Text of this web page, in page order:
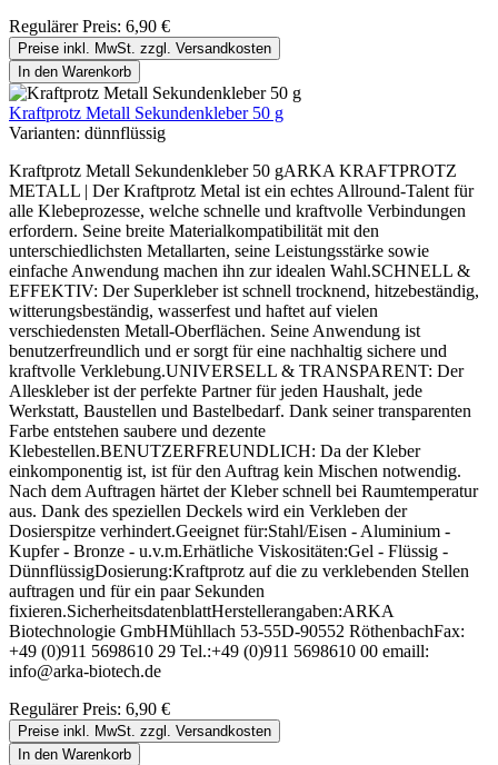
Regulärer Preis: 6,90 €
Preise inkl. MwSt. zzgl. Versandkosten
In den Warenkorb
Kraftprotz Metall Sekundenkleber 50 g
Varianten: dünnflüssig
Kraftprotz Metall Sekundenkleber 50 gARKA KRAFTPROTZ
METALL | Der Kraftprotz Metal ist ein echtes Allround-Talent für
alle Klebeprozesse, welche schnelle und kraftvolle Verbindungen
erfordern. Seine breite Materialkompatibilität mit den
unterschiedlichsten Metallarten, seine Leistungsstärke sowie
einfache Anwendung machen ihn zur idealen Wahl.SCHNELL &
EFFEKTIV: Der Superkleber ist schnell trocknend, hitzebeständig,
witterungsbeständig, wasserfest und haftet auf vielen
verschiedensten Metall-Oberflächen. Seine Anwendung ist
benutzerfreundlich und er sorgt für eine nachhaltig sichere und
kraftvolle Verklebung.UNIVERSELL & TRANSPARENT: Der
Alleskleber ist der perfekte Partner für jeden Haushalt, jede
Werkstatt, Baustellen und Bastelbedarf. Dank seiner transparenten
Farbe entstehen saubere und dezente
Klebestellen.BENUTZERFREUNDLICH: Da der Kleber
einkomponentig ist, ist für den Auftrag kein Mischen notwendig.
Nach dem Auftragen härtet der Kleber schnell bei Raumtemperatur
aus. Dank des speziellen Deckels wird ein Verkleben der
Dosierspitze verhindert.Geeignet für:Stahl/Eisen - Aluminium -
Kupfer - Bronze - u.v.m.Erhätliche Viskositäten:Gel - Flüssig -
DünnflüssigDosierung:Kraftprotz auf die zu verklebenden Stellen
auftragen und für ein paar Sekunden
fixieren.SicherheitsdatenblattHerstellerangaben:ARKA
Biotechnologie GmbHMühllach 53-55D-90552 RöthenbachFax:
+49 (0)911 5698610 29 Tel.:+49 (0)911 5698610 00 emaill:
info@arka-biotech.de
Regulärer Preis: 6,90 €
Preise inkl. MwSt. zzgl. Versandkosten
In den Warenkorb